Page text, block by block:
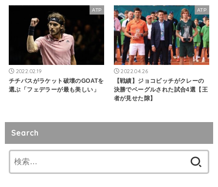
ATP
2022.02.19
チチパスがラケット破壊のGOATを
選ぶ「フェデラーが最も美しい」
ATP
2022.04.26
【戦績】ジョコビッチがクレーの
決勝でベーグルされた試合4選【王
者が見せた隙】
Search
索: